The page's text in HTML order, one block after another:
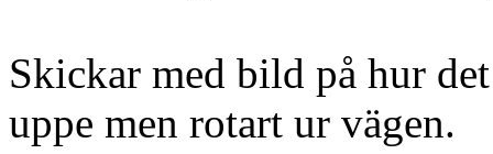
Skickar med bild på hur
uppe men rotart ur vägen.